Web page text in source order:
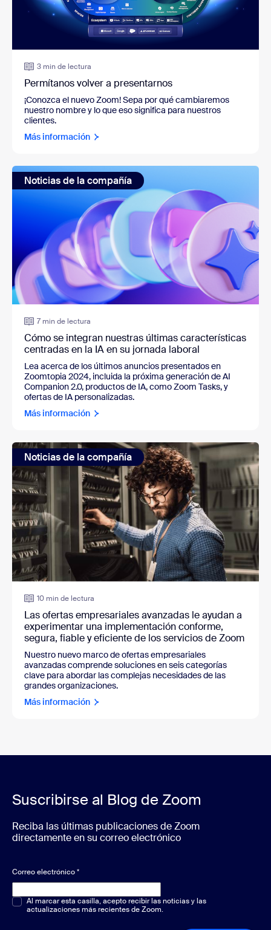
3 min de lectura
Permítanos volver a presentarnos
¡Conozca el nuevo Zoom! Sepa por qué cambiaremos
nuestro nombre y lo que eso significa para nuestros
clientes.
Más información
Noticias de la compañía
7 min de lectura
Cómo se integran nuestras últimas características
centradas en la IA en su jornada laboral
Lea acerca de los últimos anuncios presentados en
Zoomtopia 2024, incluida la próxima generación de AI
Companion 2.0, productos de IA, como Zoom Tasks, y
ofertas de IA personalizadas.
Más información
Noticias de la compañía
10 min de lectura
Las ofertas empresariales avanzadas le ayudan a
experimentar una implementación conforme,
segura, fiable y eficiente de los servicios de Zoom
Nuestro nuevo marco de ofertas empresariales
avanzadas comprende soluciones en seis categorías
clave para abordar las complejas necesidades de las
grandes organizaciones.
Más información
Suscribirse al Blog de Zoom
Reciba las últimas publicaciones de Zoom
directamente en su correo electrónico
Correo electrónico*
Opción múltiple o única*
Al marcar esta casilla, acepto recibir las noticias y las
actualizaciones más recientes de Zoom.